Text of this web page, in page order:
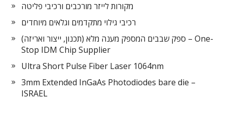
מקורות לייזר מורכבים ורכיבי פליטה
רכיבי גילוי מתקדמים וגלאים מיוחדים
ספק שבבים המספק מענה מלא (תכנון, ייצור ואריזה) – One-
Stop IDM Chip Supplier
Ultra Short Pulse Fiber Laser 1064nm
3mm Extended InGaAs Photodiodes bare die –
ISRAEL